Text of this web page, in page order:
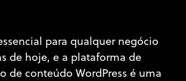
para qualquer negócio
de hoje, e a plataforma de
de conteúdo WordPress é uma